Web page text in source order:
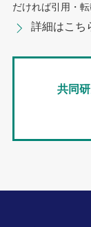
だければ引用・
詳細はこち
共同